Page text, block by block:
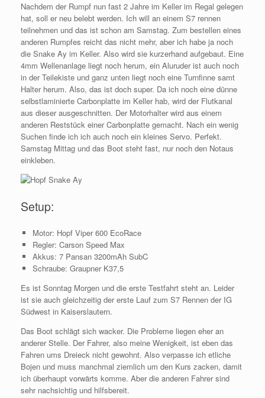
Nachdem der Rumpf nun fast 2 Jahre im Keller im Regal gelegen
hat, soll er neu belebt werden. Ich will an einem S7 rennen
teilnehmen und das ist schon am Samstag. Zum bestellen eines
anderen Rumpfes reicht das nicht mehr, aber ich habe ja noch
die Snake Ay im Keller. Also wird sie kurzerhand aufgebaut. Eine
4mm Wellenanlage liegt noch herum, ein Aluruder ist auch noch
in der Teilekiste und ganz unten liegt noch eine Turnfinne samt
Halter herum. Also, das ist doch super. Da ich noch eine dünne
selbstlaminierte Carbonplatte im Keller hab, wird der Flutkanal
aus dieser ausgeschnitten. Der Motorhalter wird aus einem
anderen Reststück einer Carbonplatte gemacht. Nach ein wenig
Suchen finde ich ich auch noch ein kleines Servo. Perfekt.
Samstag Mittag und das Boot steht fast, nur noch den Notaus
einkleben.
Setup:
Motor: Hopf Viper 600 EcoRace
Regler: Carson Speed Max
Akkus: 7 Pansan 3200mAh SubC
Schraube: Graupner K37,5
Es ist Sonntag Morgen und die erste Testfahrt steht an. Leider
ist sie auch gleichzeitig der erste Lauf zum S7 Rennen der IG
Südwest in Kaiserslautern.
Das Boot schlägt sich wacker. Die Probleme liegen eher an
anderer Stelle. Der Fahrer, also meine Wenigkeit, ist eben das
Fahren ums Dreieck nicht gewohnt. Also verpasse ich etliche
Bojen und muss manchmal ziemlich um den Kurs zacken, damit
ich überhaupt vorwärts komme. Aber die anderen Fahrer sind
sehr nachsichtig und hilfsbereit.